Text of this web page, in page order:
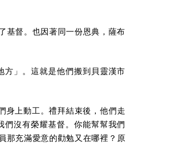
基督。也因著同一份恩典，薩布
」。這就是他們搬到貝靈漢市
身上動工。禮拜結束後，他們走
沒有榮耀基督。你能幫幫我們
那充滿愛意的勸勉又在哪裡？原